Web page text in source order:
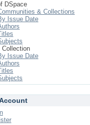
DSpace
& Collections
Issue Date
Collection
Issue Date